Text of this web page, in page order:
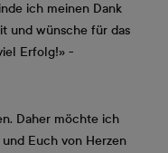
ich meinen Dank
und wünsche für das
Erfolg!» -
Daher möchte ich
Euch von Herzen